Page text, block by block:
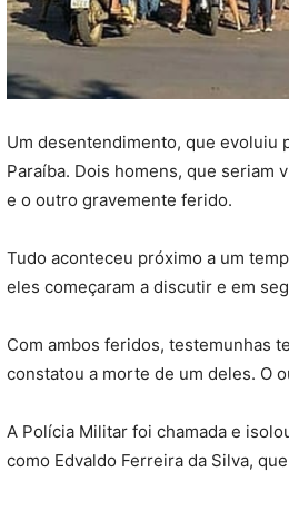
Um desentendimento, que evoluiu
Paraíba. Dois homens, que seriam
e o outro gravemente ferido.
Tudo aconteceu próximo a um
eles começaram a discutir e em
Com ambos feridos, testemunhas
constatou a morte de um deles. O
A Polícia Militar foi chamada e
como Edvaldo Ferreira da Silva,